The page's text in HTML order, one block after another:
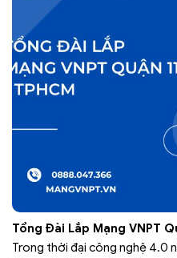
Tổng Đài Lắp Mạng VNPT
Trong thời đại công nghệ 4.0